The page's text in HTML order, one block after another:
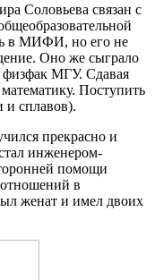
Соловьева связан с
в МИФИ, но его не
Оно же сыграло
физфак МГУ. Сдавая
Поступить
сплавов).
прекрасно и
инженером-
помощи
в
женат и имел двоих